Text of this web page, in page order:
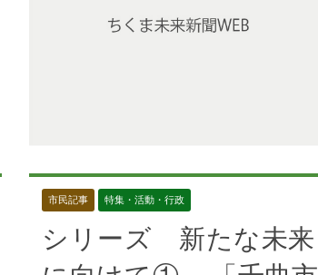
市民記事 特集・活動・行政
シリーズ 新たな未来